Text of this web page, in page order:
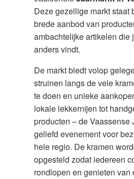
Deze gezellige markt staat
brede aanbod van
ambachtelijke artikelen die
anders vindt.
De markt biedt volop
struinen langs de vele
te doen en unieke
lokale lekkernijen tot
producten – de Vaassense
geliefd evenement voor
hele regio. De kramen
opgesteld zodat iedereen
rondlopen en genieten van